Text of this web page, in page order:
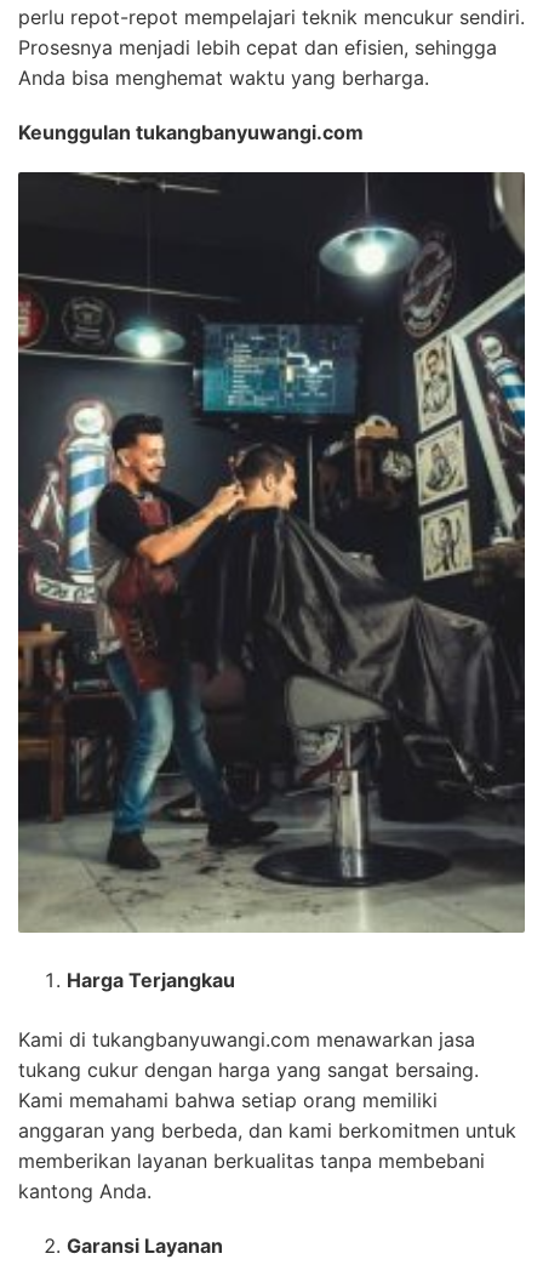
perlu repot-repot mempelajari teknik mencukur sendiri.
Prosesnya menjadi lebih cepat dan efisien, sehingga
Anda bisa menghemat waktu yang berharga.
Keunggulan tukangbanyuwangi.com
Harga Terjangkau
Kami di tukangbanyuwangi.com menawarkan jasa
tukang cukur dengan harga yang sangat bersaing.
Kami memahami bahwa setiap orang memiliki
anggaran yang berbeda, dan kami berkomitmen untuk
memberikan layanan berkualitas tanpa membebani
kantong Anda.
Garansi Layanan